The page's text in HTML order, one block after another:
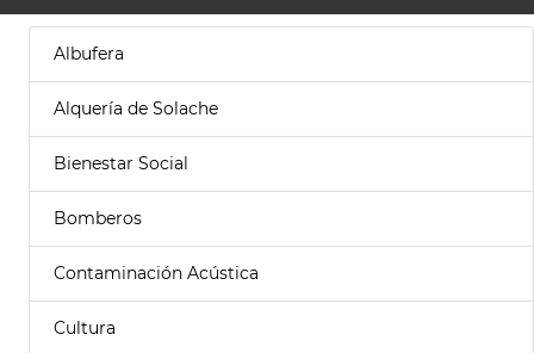
Albufera
Alquería de Solache
Bienestar Social
Bomberos
Contaminación Acústica
Cultura